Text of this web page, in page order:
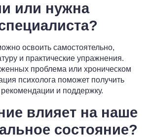
или нужна
освоить самостоятельно,
и практические упражнения.
проблема или хроническом
психолога поможет получить
и поддержку.
влияет на наше
состояние?